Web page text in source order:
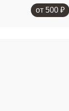
от 500 ₽